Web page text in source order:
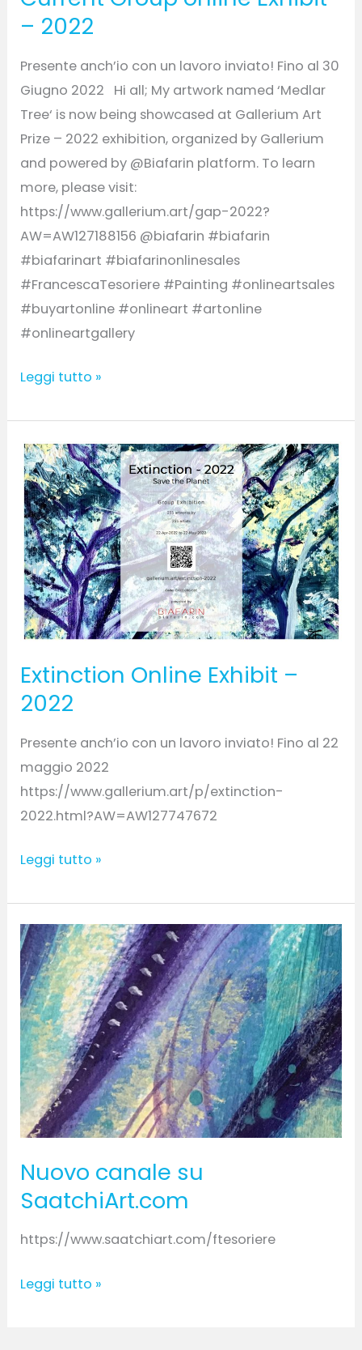
– 2022
Presente anch’io con un lavoro inviato! Fino al 30
Giugno 2022 Hi all; My artwork named ‘Medlar
Tree‘ is now being showcased at Gallerium Art
Prize – 2022 exhibition, organized by Gallerium
and powered by @Biafarin platform. To learn
more, please visit:
https://www.gallerium.art/gap-2022?
AW=AW127188156 @biafarin #biafarin
#biafarinart #biafarinonlinesales
#FrancescaTesoriere #Painting #onlineartsales
#buyartonline #onlineart #artonline
#onlineartgallery
Leggi tutto »
Extinction Online Exhibit –
2022
Presente anch’io con un lavoro inviato! Fino al 22
maggio 2022
https://www.gallerium.art/p/extinction-
2022.html?AW=AW127747672
Extinction
Online
Exhibit
–
2022
Leggi tutto »
Nuovo canale su
SaatchiArt.com
https://www.saatchiart.com/ftesoriere
Nuovo
canale
su
SaatchiArt.com
Leggi tutto »